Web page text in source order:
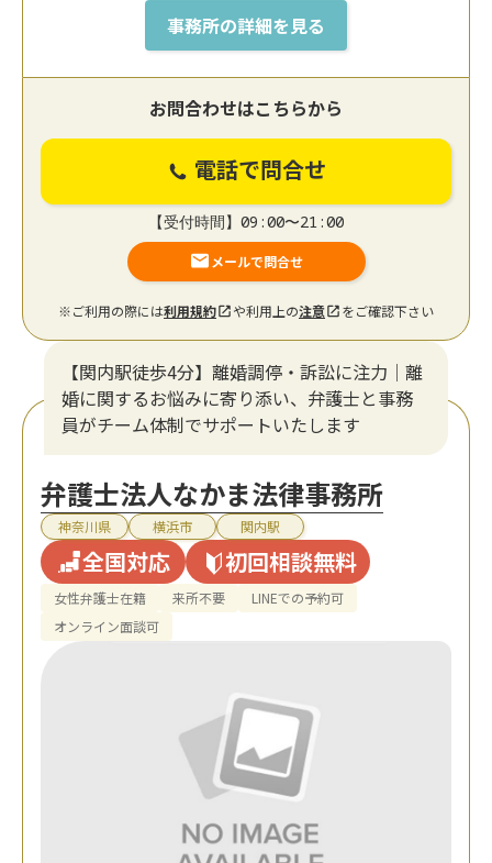
事務所の詳細を見る
お問合わせはこちらから
電話で問合せ
【受付時間】09:00〜21:00
メールで問合せ
※ご利用の際には利用規約 や利用上の注意 をご確認下さい
【関内駅徒歩4分】離婚調停・訴訟に注力│離
婚に関するお悩みに寄り添い、弁護士と事務
員がチーム体制でサポートいたします
弁護士法人なかま法律事務所
神奈川県 横浜市 関内駅
全国対応 初回相談無料
女性弁護士在籍 来所不要
LINEでの予約可
オンライン面談可